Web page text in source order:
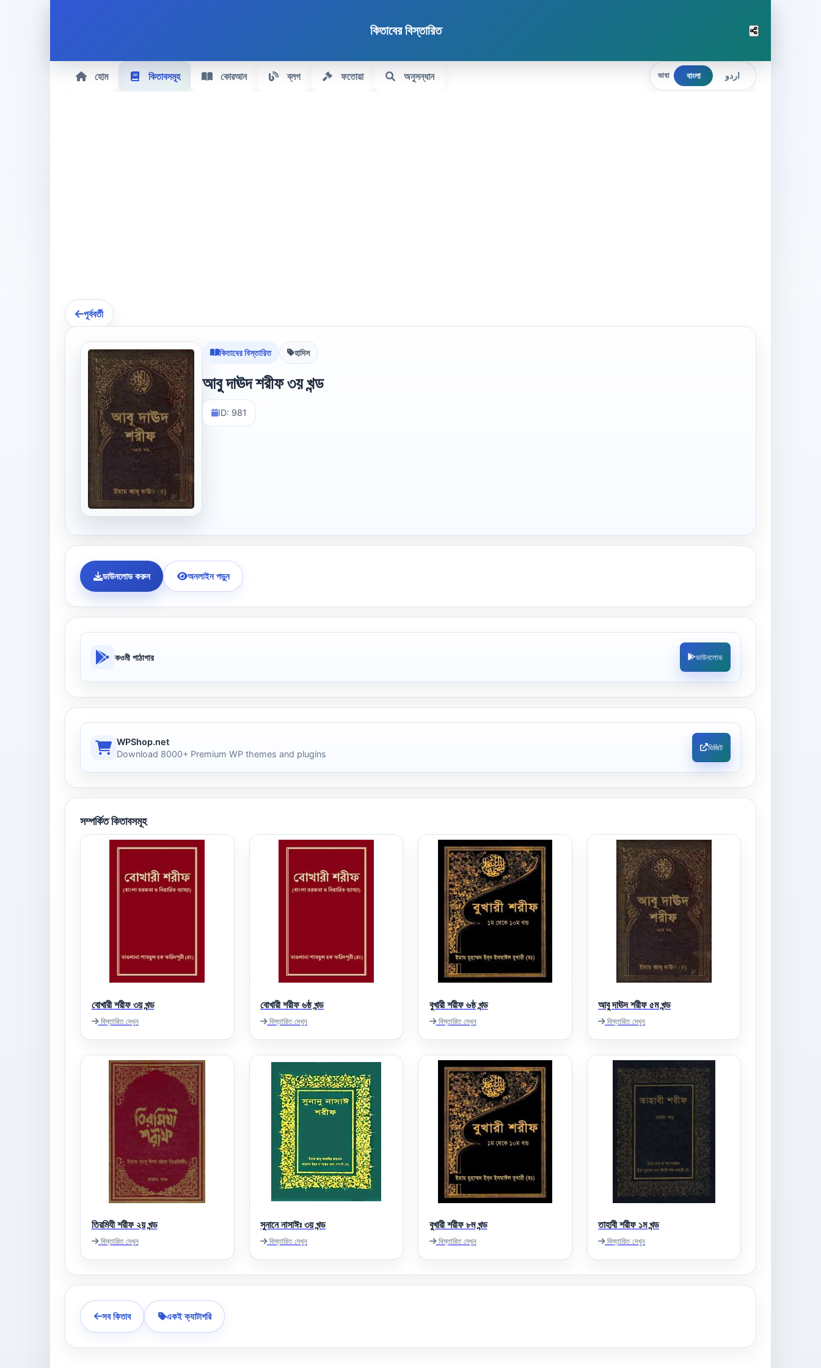
কিতাবের বিস্তারিত
হোম কিতাবসমূহ কোরআন ব্লগ ফতোয়া অনুসন্ধান ভাষা বাংলা اردو
পূর্ববর্তী
কিতাবের বিস্তারিত হাদিস
আবু দাঊদ শরীফ ৩য় খন্ড
ID: 981
ডাউনলোড করুন অনলাইন পড়ুন
কওমী পাঠাগার ডাউনলোড
WPShop.net
Download 8000+ Premium WP themes and plugins
ভিজিট
সম্পর্কিত কিতাবসমূহ
বোখারী শরীফ ৩য় খন্ড
বিস্তারিত দেখুন
বোখারী শরীফ ৬ষ্ঠ খন্ড
বিস্তারিত দেখুন
বুখারী শরীফ ৬ষ্ঠ খন্ড
বিস্তারিত দেখুন
আবু দাঊদ শরীফ ৫ম খন্ড
বিস্তারিত দেখুন
তিরমিযী শরীফ ২য় খন্ড
বিস্তারিত দেখুন
সুনানে নাসাঈঃ ৩য় খন্ড
বিস্তারিত দেখুন
বুখারী শরীফ ৮ম খন্ড
বিস্তারিত দেখুন
তাহাবী শরীফ ১ম খন্ড
বিস্তারিত দেখুন
সব কিতাব একই ক্যাটাগরি